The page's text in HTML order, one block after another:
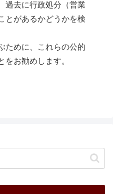
過去に行政処分（営業
とがあるかどうかを検
ために、これらの公的
をお勧めします。